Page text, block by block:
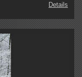
Details